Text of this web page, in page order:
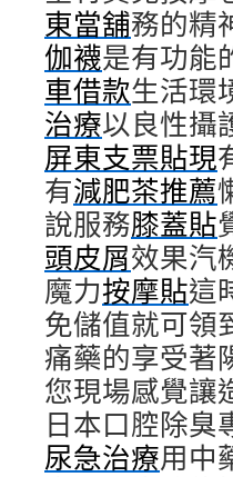
東當舖務的精
伽襪是有功能
車借款生活環
治療以良性攝
屏東支票貼現
有減肥茶推薦
說服務膝蓋貼
頭皮屑效果汽
魔力按摩貼這
免儲值就可領
痛藥的享受著
您現場感覺讓
日本口腔除臭
尿急治療用中